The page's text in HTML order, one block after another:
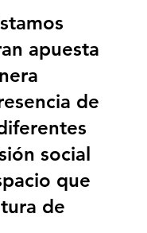
apuesta
de
social
que
de